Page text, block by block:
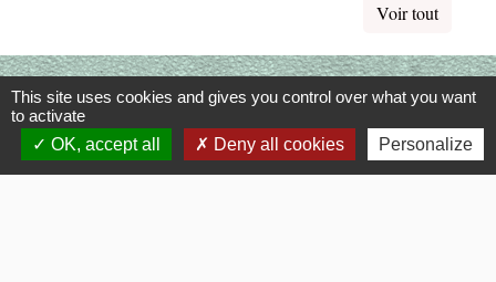
Voir tout
La Mairie
Commune de Fouquerolles
2, Grande Rue
This site uses cookies and gives you control over what you want
to activate
OK, accept all
Deny all cookies Personalize